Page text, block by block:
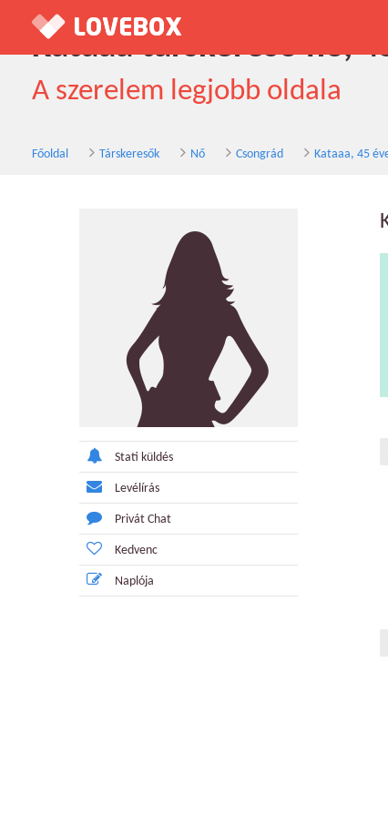
Kataaa társkereső nő,
A szerelem legjobb oldala
Főoldal Társkeresők Nő Csongrád Kataaa, 45
Stati küldés
Levélírás
Privát Chat
Kedvenc
Naplója